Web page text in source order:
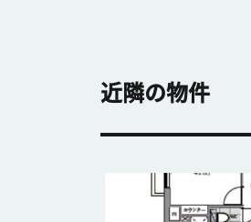
近隣の物件